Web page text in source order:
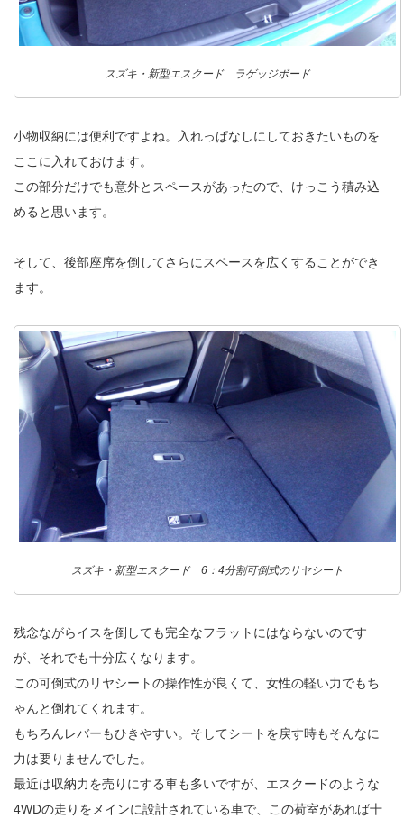
スズキ・新型エスクード ラゲッジボード
小物収納には便利ですよね。入れっぱなしにしておきたいものを
ここに入れておけます。
この部分だけでも意外とスペースがあったので、けっこう積み込
めると思います。
そして、後部座席を倒してさらにスペースを広くすることができ
ます。
スズキ・新型エスクード 6：4分割可倒式のリヤシート
残念ながらイスを倒しても完全なフラットにはならないのです
が、それでも十分広くなります。
この可倒式のリヤシートの操作性が良くて、女性の軽い力でもち
ゃんと倒れてくれます。
もちろんレバーもひきやすい。そしてシートを戻す時もそんなに
力は要りませんでした。
最近は収納力を売りにする車も多いですが、エスクードのような
4WDの走りをメインに設計されている車で、この荷室があれば十